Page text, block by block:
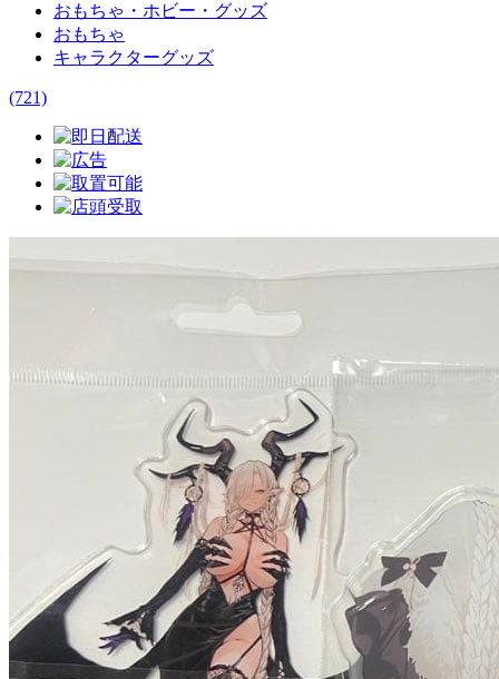
おもちゃ・ホビー・グッズ
おもちゃ
キャラクターグッズ
(721)